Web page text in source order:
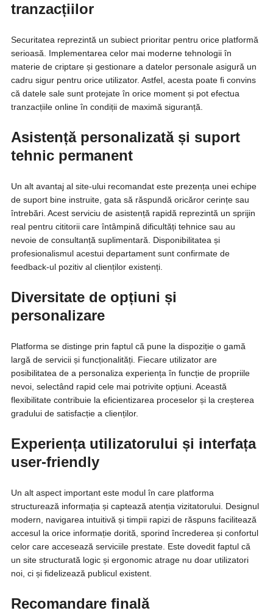
tranzacțiilor
Securitatea reprezintă un subiect prioritar pentru orice platformă
serioasă. Implementarea celor mai moderne tehnologii în
materie de criptare și gestionare a datelor personale asigură un
cadru sigur pentru orice utilizator. Astfel, acesta poate fi convins
că datele sale sunt protejate în orice moment și pot efectua
tranzacțiile online în condiții de maximă siguranță.
Asistență personalizată și suport
tehnic permanent
Un alt avantaj al site-ului recomandat este prezența unei echipe
de suport bine instruite, gata să răspundă oricăror cerințe sau
întrebări. Acest serviciu de asistență rapidă reprezintă un sprijin
real pentru cititorii care întâmpină dificultăți tehnice sau au
nevoie de consultanță suplimentară. Disponibilitatea și
profesionalismul acestui departament sunt confirmate de
feedback-ul pozitiv al clienților existenți.
Diversitate de opțiuni și
personalizare
Platforma se distinge prin faptul că pune la dispoziție o gamă
largă de servicii și funcționalități. Fiecare utilizator are
posibilitatea de a personaliza experiența în funcție de propriile
nevoi, selectând rapid cele mai potrivite opțiuni. Această
flexibilitate contribuie la eficientizarea proceselor și la creșterea
gradului de satisfacție a clienților.
Experiența utilizatorului și interfața
user-friendly
Un alt aspect important este modul în care platforma
structurează informația și captează atenția vizitatorului. Designul
modern, navigarea intuitivă și timpii rapizi de răspuns facilitează
accesul la orice informație dorită, sporind încrederea și confortul
celor care accesează serviciile prestate. Este dovedit faptul că
un site structurată logic și ergonomic atrage nu doar utilizatori
noi, ci și fidelizează publicul existent.
Recomandare finală